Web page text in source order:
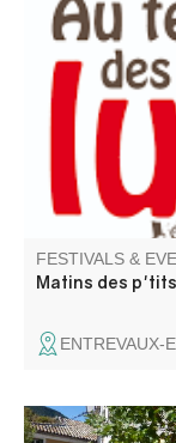
Travelling toy
carers.
FESTIVALS &
Matins des
ENTREVAUX-